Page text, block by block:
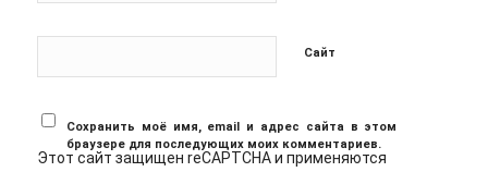
Сайт
Сохранить моё имя, email и адрес сайта в этом
браузере для последующих моих комментариев.
Этот сайт защищен reCAPTCHA и применяются